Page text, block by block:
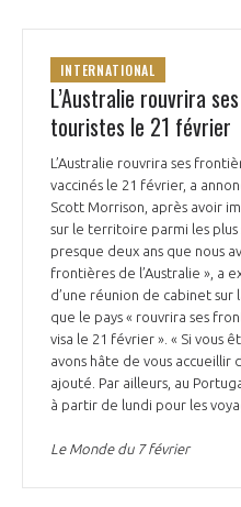
INTERNATIONAL
L’Australie rouvrira
touristes le 21 février
L’Australie rouvrira ses
vaccinés le 21 février, a
Scott Morrison, après avoir
sur le territoire parmi les
presque deux ans que nous
frontières de l’Australie », a
d’une réunion de cabinet
que le pays « rouvrira ses
visa le 21 février ». « Si vous
avons hâte de vous accueillir
ajouté. Par ailleurs, au
à partir de lundi pour les
Le Monde du 7 février